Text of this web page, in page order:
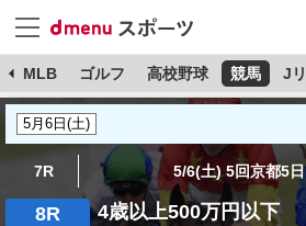
MLB ゴルフ 高校野球 競馬 J
7R 5/6(土) 5回京都5日
8R 4歳以上500万円以下